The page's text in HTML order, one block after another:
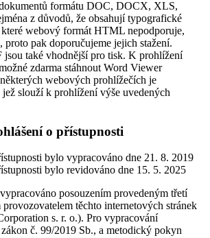
formátu DOC, DOCX, XLS,
z důvodů, že obsahují typografické
webový formát HTML nepodporuje,
proto pak doporučujeme jejich stažení.
také vhodnější pro tisk. K prohlížení
zdarma stáhnout Word Viewer
webových prohlížečích je
slouží k prohlížení výše uvedených
o přístupnosti
bylo vypracováno dne 21. 8. 2019
bylo revidováno dne 15. 5. 2025
posouzením provedeným třetí
těchto internetových stránek
s. r. o.). Pro vypracování
č. 99/2019 Sb., a metodický pokyn